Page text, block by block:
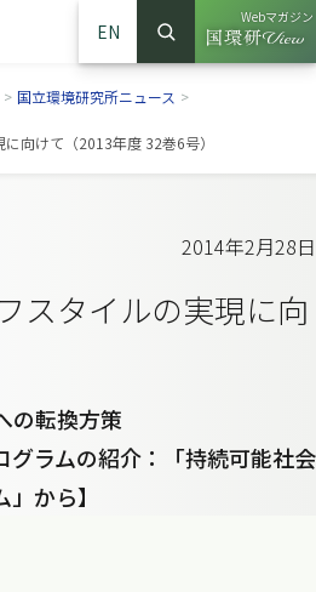
EN
サイト内検索
検索
Webマガジン
（別ウイ
> 国立環境研究所ニュース >
向けて（2013年度 32巻6号）
2014年2月28日
スタイルの実現に向
転換方策
グラムの紹介：「持続可能社会
から】